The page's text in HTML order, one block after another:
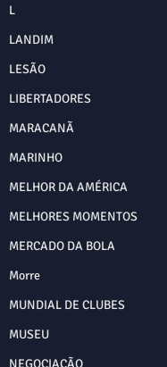
L
LANDIM
LESÃO
LIBERTADORES
MARACANÃ
MARINHO
MELHOR DA AMÉRICA
MELHORES MOMENTOS
MERCADO DA BOLA
Morre
MUNDIAL DE CLUBES
MUSEU
NEGOCIAÇÃO